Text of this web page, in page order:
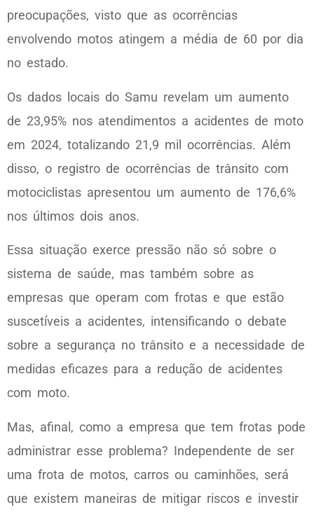
preocupações, visto que as ocorrências
envolvendo motos atingem a média de 60 por dia
no estado.
Os dados locais do Samu revelam um aumento
de 23,95% nos atendimentos a acidentes de moto
em 2024, totalizando 21,9 mil ocorrências. Além
disso, o registro de ocorrências de trânsito com
motociclistas apresentou um aumento de 176,6%
nos últimos dois anos.
Essa situação exerce pressão não só sobre o
sistema de saúde, mas também sobre as
empresas que operam com frotas e que estão
suscetíveis a acidentes, intensificando o debate
sobre a segurança no trânsito e a necessidade de
medidas eficazes para a redução de acidentes
com moto.
Mas, afinal, como a empresa que tem frotas pode
administrar esse problema? Independente de ser
uma frota de motos, carros ou caminhões, será
que existem maneiras de mitigar riscos e investir